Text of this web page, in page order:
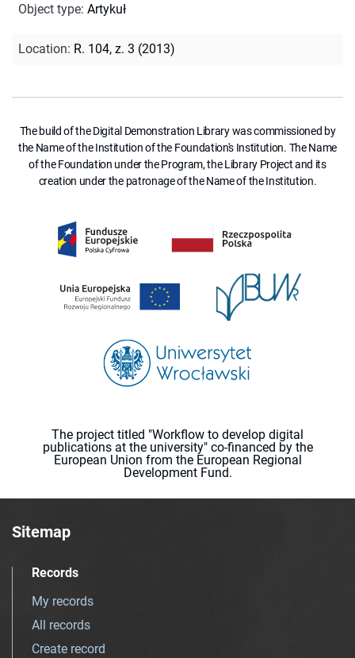
Object type: Artykuł
Location: R. 104, z. 3 (2013)
The build of the Digital Demonstration Library was commissioned by
the Name of the Institution of the Foundation's Institution. The Name
of the Foundation under the Program, the Library Project and its
creation under the patronage of the Name of the Institution.
The project titled "Workflow to develop digital
publications at the university" co-financed by the
European Union from the European Regional
Development Fund.
Sitemap
Records
My records
All records
Create record